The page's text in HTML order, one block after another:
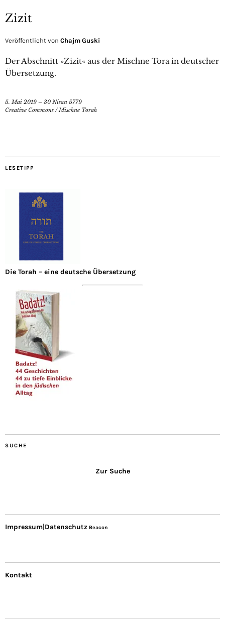
Zizit
Veröffentlicht von Chajm Guski
Der Abschnitt »Zizit« aus der Mischne Tora in deutscher
Übersetzung.
5. Mai 2019 – 30 Nisan 5779
Creative Commons /Mischne Torah
LESETIPP
Die Torah – eine deutsche Übersetzung
SUCHE
Zur Suche
Impressum|Datenschutz Beacon
Kontakt